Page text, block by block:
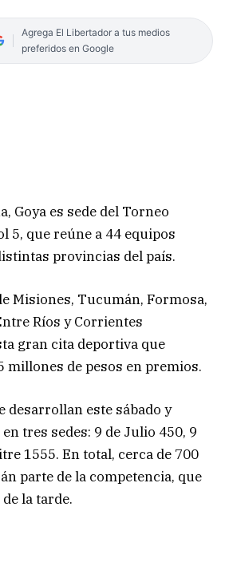
Agrega El Libertador a tus medios
preferidos en Google
Goya es sede del Torneo
5, que reúne a 44 equipos
provincias del país.
Misiones, Tucumán, Formosa,
Ríos y Corrientes
gran cita deportiva que
millones de pesos en premios.
desarrollan este sábado y
tres sedes: 9 de Julio 450, 9
1555. En total, cerca de 700
parte de la competencia, que
la tarde.